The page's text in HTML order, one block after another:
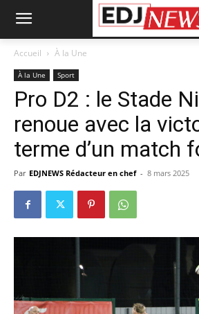
Accueil À la Une
À la Une Sport
Pro D2 : le Stade
renoue avec la
terme d’un match
Par EDJNEWS Rédacteur en chef - 8 mars 2025